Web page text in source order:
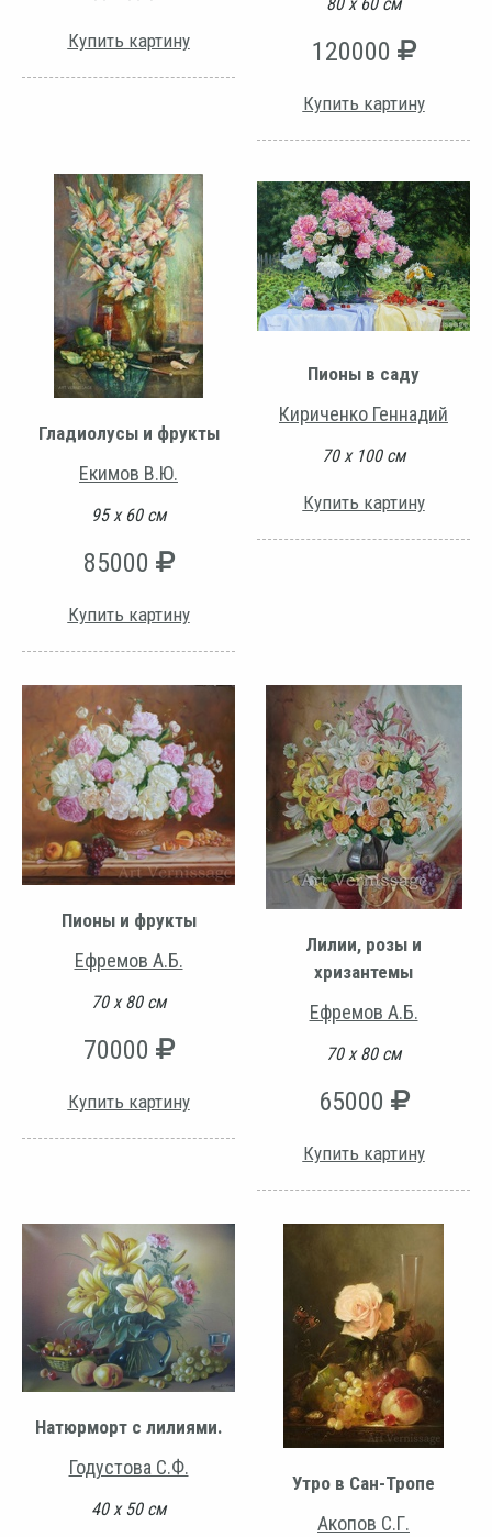
Купить картину 120000
Купить картину
Гладиолусы и фрукты
Екимов В.Ю.
95 х 60 см
85000
Купить картину
Пионы в саду
Кириченко Геннадий
70 х 100 см
Купить картину
Пионы и фрукты
Ефремов А.Б.
70 х 80 см
70000
Купить картину
Лилии, розы и
хризантемы
Ефремов А.Б.
70 х 80 см
65000
Купить картину
Натюрморт с лилиями.
Годустова С.Ф.
40 х 50 см
Утро в Сан-Тропе
Акопов С.Г.